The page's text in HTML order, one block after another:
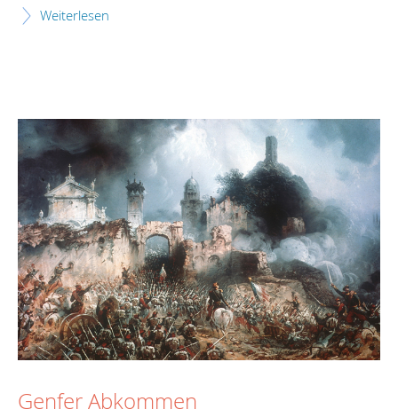
Weiterlesen
Genfer Abkommen